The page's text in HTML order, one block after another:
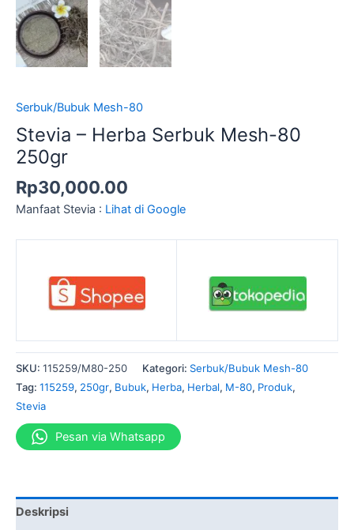
Serbuk/Bubuk Mesh-80
Stevia – Herba Serbuk Mesh-80
250gr
Rp30,000.00
Manfaat Stevia : Lihat di Google
SKU: 115259/M80-250 Kategori: Serbuk/Bubuk Mesh-80
Tag: 115259, 250gr, Bubuk, Herba, Herbal, M-80, Produk,
Stevia
Pesan via Whatsapp
Deskripsi